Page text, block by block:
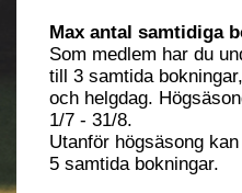
Max antal samtidiga
Som medlem har du
till 3 samtida
och helgdag.
1/7 - 31/8.
Utanför högsäsong
5 samtida bokningar.